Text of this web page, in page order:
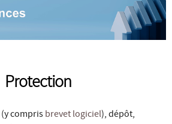
Protection
compris brevet logiciel), dépôt,